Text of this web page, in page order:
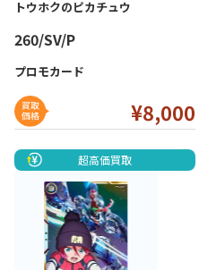
トウホクのピカチュウ
260/SV/P
プロモカード
¥8,000
超高価買取